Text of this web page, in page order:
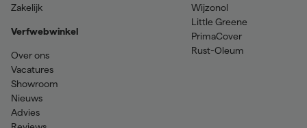
Zakelijk
Verfwebwinkel
Over ons
Vacatures
Showroom
Nieuws
Advies
Wijzonol
Little Greene
PrimaCover
Rust-Oleum